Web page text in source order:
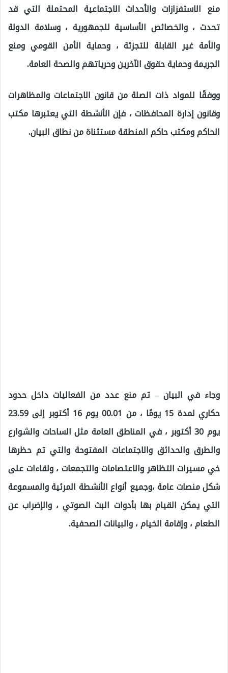
منع الاستفزازات والأحداث الاجتماعية المحتملة التي قد
تحدث ، والخصائص الأساسية للجمهورية ، وسلامة الدولة
والأمة غير القابلة للتجزئة ، وحماية الأمن القومي ومنع
الجريمة وحماية حقوق الآخرين وحرياتهم والصحة العامة.
ووفقًا للمواد ذات الصلة من قانون الاجتماعات والمظاهرات
وقانون إدارة المحافظات ، فإن الأنشطة التي يعتبرها مكتب
الحاكم ومكتب حاكم المنطقة مستثناة من نطاق البيان.
وجاء في البيان – تم منع عدد من الفعاليات داخل حدود
حكاري لمدة 15 يومًا ، من 00.01 يوم 16 أكتوبر إلى 23.59
يوم 30 أكتوبر ، في المناطق العامة مثل الساحات والشوارع
والطرق والحدائق والاجتماعات المفتوحة والتي تم حظرها
خي مسيرات التظاهر والاعتصامات والتجمعات ، ولقاءات على
شكل منصات عامة ،وجميع أنواع الأنشطة المرئية والمسموعة
التي يمكن القيام بها بأدوات البث الصوتي ، والإضراب عن
الطعام ، وإقامة الخيام ، والبيانات الصحفية.